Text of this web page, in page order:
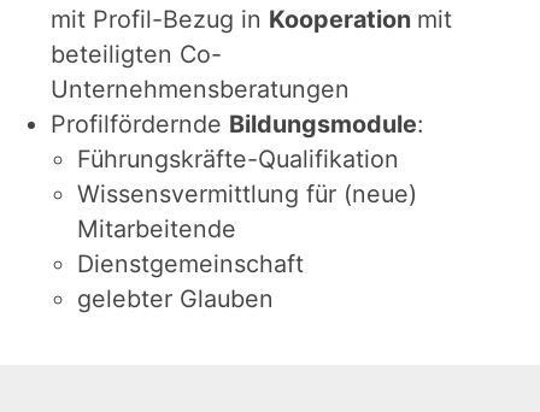
mit Profil-Bezug in Kooperation mit
beteiligten Co-
Unternehmensberatungen
Profilfördernde Bildungsmodule:
Führungskräfte-Qualifikation
Wissensvermittlung für (neue)
Mitarbeitende
Dienstgemeinschaft
gelebter Glauben